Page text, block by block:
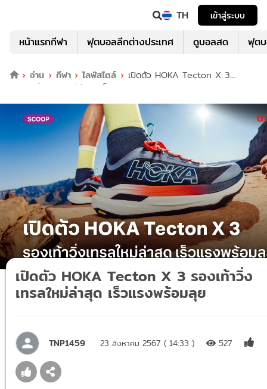
TH เข้าสู่ระบบ
หน้าแรกกีฬา ฟุตบอลลีกต่างประเทศ ดูบอลสด ฟุต
อ่าน กีฬา ไลฟ์สไตล์
เปิดตัว HOKA Tecton X 3
รองเท้าวิ่งเทรลใหม่ล่าสุด เร็วแรงพร้อมลุย
เปิดตัว HOKA Tecton X 3 รองเท้าวิ่ง
เทรลใหม่ล่าสุด เร็วแรงพร้อมลุย
TNP1459 23 สิงหาคม 2567 ( 14:33 ) 527